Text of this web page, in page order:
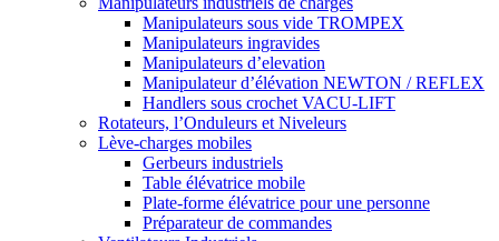
Manipulateurs sous vide TROMPEX
Manipulateurs ingravides
Manipulateurs d’elevation
Manipulateur d’élévation NEWTON / REFLEX
Handlers sous crochet VACU-LIFT
Rotateurs, l’Onduleurs et Niveleurs
Lève-charges mobiles
Gerbeurs industriels
Table élévatrice mobile
Plate-forme élévatrice pour une personne
Préparateur de commandes